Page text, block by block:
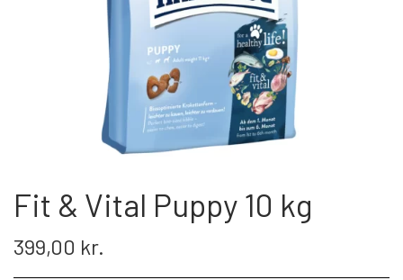
Fit & Vital Puppy 10 kg
399,00 kr.